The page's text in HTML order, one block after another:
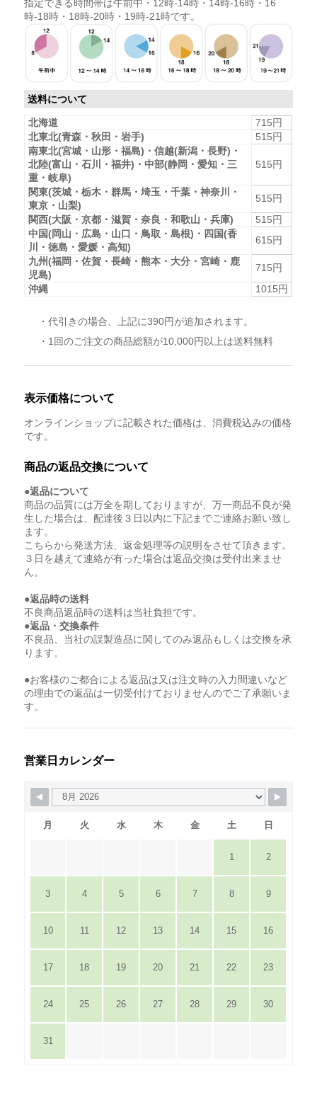
指定できる時間帯は午前中・12時-14時・14時-16時・16
時-18時・18時-20時・19時-21時です。
送料について
北海道
715円
北東北(青森・秋田・岩手)
515円
南東北(宮城・山形・福島)・信越(新潟・長野)・
北陸(富山・石川・福井)・中部(静岡・愛知・三
重・岐阜)
515円
関東(茨城・栃木・群馬・埼玉・千葉・神奈川・
東京・山梨)
515円
関西(大阪・京都・滋賀・奈良・和歌山・兵庫)
515円
中国(岡山・広島・山口・鳥取・島根)・四国(香
川・徳島・愛媛・高知)
615円
九州(福岡・佐賀・長崎・熊本・大分・宮崎・鹿
児島)
715円
沖縄
1015円
・代引きの場合、上記に390円が追加されます。
・1回のご注文の商品総額が10,000円以上は送料無料
表示価格について
オンラインショップに記載された価格は、消費税込みの価格
です。
商品の返品交換について
●返品について
商品の品質には万全を期しておりますが、万一商品不良が発
生した場合は、配達後３日以内に下記までご連絡お願い致し
ます。
こちらから発送方法、返金処理等の説明をさせて頂きます。
３日を越えて連絡が有った場合は返品交換は受付出来ませ
ん。
●返品時の送料
不良商品返品時の送料は当社負担です。
●返品・交換条件
不良品、当社の誤製造品に関してのみ返品もしくは交換を承
ります。
●お客様のご都合による返品は又は注文時の入力間違いなど
の理由での返品は一切受付けておりませんのでご了承願いま
す。
営業日カレンダー
月 火 水 木 金 土 日
1 2
3 4 5 6 7 8 9
10 11 12 13 14 15 16
17 18 19 20 21 22 23
24 25 26 27 28 29 30
31